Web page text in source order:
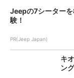
Jeepの7シーター
験！
PR(Jeep Japan)
キ
ン